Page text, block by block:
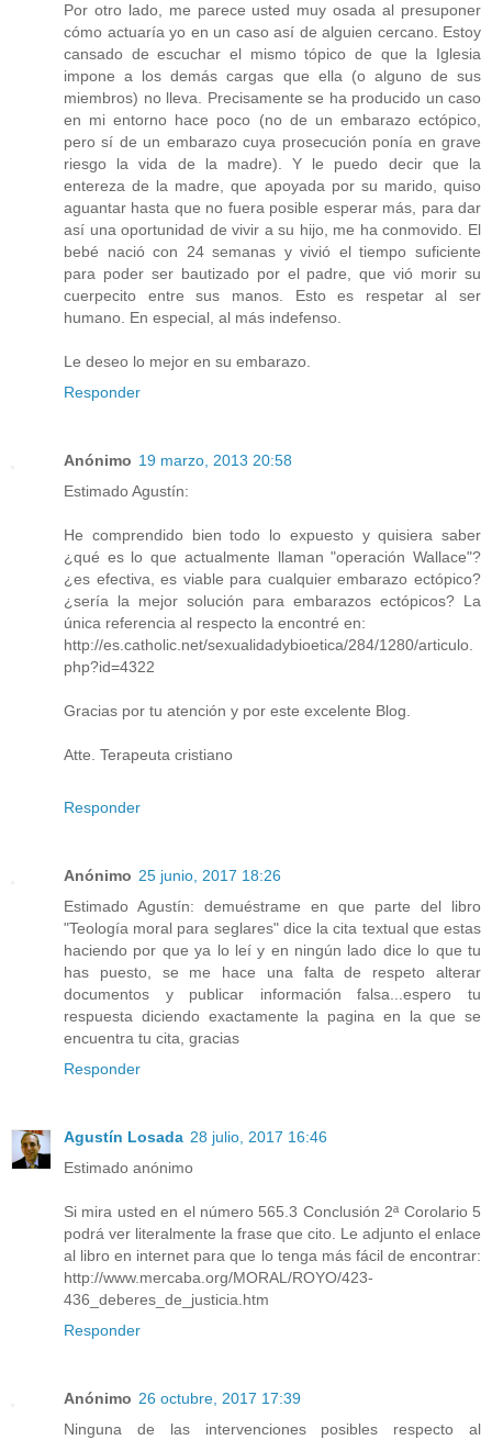
Por otro lado, me parece usted muy osada al presuponer
cómo actuaría yo en un caso así de alguien cercano. Estoy
cansado de escuchar el mismo tópico de que la Iglesia
impone a los demás cargas que ella (o alguno de sus
miembros) no lleva. Precisamente se ha producido un caso
en mi entorno hace poco (no de un embarazo ectópico,
pero sí de un embarazo cuya prosecución ponía en grave
riesgo la vida de la madre). Y le puedo decir que la
entereza de la madre, que apoyada por su marido, quiso
aguantar hasta que no fuera posible esperar más, para dar
así una oportunidad de vivir a su hijo, me ha conmovido. El
bebé nació con 24 semanas y vivió el tiempo suficiente
para poder ser bautizado por el padre, que vió morir su
cuerpecito entre sus manos. Esto es respetar al ser
humano. En especial, al más indefenso.
Le deseo lo mejor en su embarazo.
Responder
Anónimo 19 marzo, 2013 20:58
Estimado Agustín:
He comprendido bien todo lo expuesto y quisiera saber
¿qué es lo que actualmente llaman "operación Wallace"?
¿es efectiva, es viable para cualquier embarazo ectópico?
¿sería la mejor solución para embarazos ectópicos? La
única referencia al respecto la encontré en:
http://es.catholic.net/sexualidadybioetica/284/1280/articulo.
php?id=4322
Gracias por tu atención y por este excelente Blog.
Atte. Terapeuta cristiano
Responder
Anónimo 25 junio, 2017 18:26
Estimado Agustín: demuéstrame en que parte del libro
"Teología moral para seglares" dice la cita textual que estas
haciendo por que ya lo leí y en ningún lado dice lo que tu
has puesto, se me hace una falta de respeto alterar
documentos y publicar información falsa...espero tu
respuesta diciendo exactamente la pagina en la que se
encuentra tu cita, gracias
Responder
Agustín Losada 28 julio, 2017 16:46
Estimado anónimo
Si mira usted en el número 565.3 Conclusión 2ª Corolario 5
podrá ver literalmente la frase que cito. Le adjunto el enlace
al libro en internet para que lo tenga más fácil de encontrar:
http://www.mercaba.org/MORAL/ROYO/423-
436_deberes_de_justicia.htm
Responder
Anónimo 26 octubre, 2017 17:39
Ninguna de las intervenciones posibles respecto al